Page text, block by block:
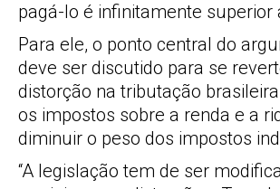
pagá-lo é infinitamente superior
Para ele, o ponto central do
deve ser discutido para se
distorção na tributação
os impostos sobre a renda e a
diminuir o peso dos impostos
“A legislação tem de ser